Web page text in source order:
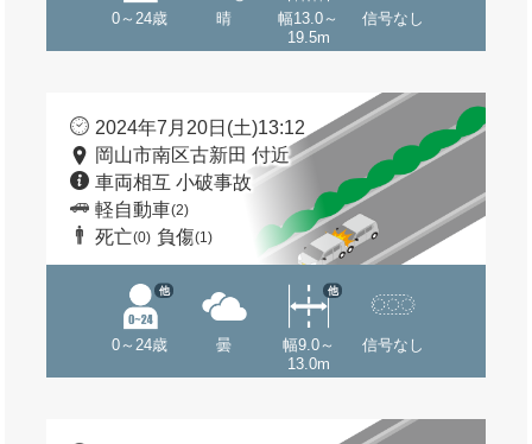
0～24歳 晴
幅13.0～
19.5m
信号なし
2024年7月20日(土)13:12
岡山市南区古新田 付近
車両相互 小破事故
軽自動車(2)
死亡(0) 負傷(1)
0～24歳
他
曇
幅9.0～
13.0m
他
信号なし